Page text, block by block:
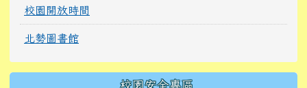
校園開放時間
北勢圖書館
校園安全專區